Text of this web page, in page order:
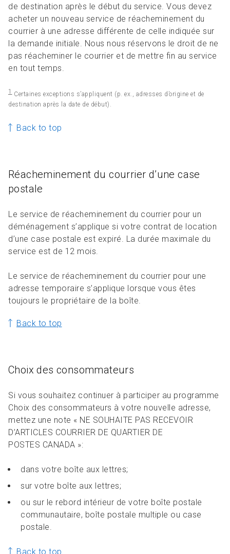
de destination après le début du service. Vous devez
acheter un nouveau service de réacheminement du
courrier à une adresse différente de celle indiquée sur
la demande initiale. Nous nous réservons le droit de ne
pas réacheminer le courrier et de mettre fin au service
en tout temps.
1 Certaines exceptions s’appliquent (p. ex., adresses d’origine et de
destination après la date de début).
Back to top
Réacheminement du courrier d’une case
postale
Le service de réacheminement du courrier pour un
déménagement s’applique si votre contrat de location
d’une case postale est expiré. La durée maximale du
service est de 12 mois.
Le service de réacheminement du courrier pour une
adresse temporaire s’applique lorsque vous êtes
toujours le propriétaire de la boîte.
Back to top
Choix des consommateurs
Si vous souhaitez continuer à participer au programme
Choix des consommateurs à votre nouvelle adresse,
mettez une note « NE SOUHAITE PAS RECEVOIR
D’ARTICLES COURRIER DE QUARTIER DE
POSTES CANADA »:
dans votre boîte aux lettres;
sur votre boîte aux lettres;
ou sur le rebord intérieur de votre boîte postale
communautaire, boîte postale multiple ou case
postale.
Back to top